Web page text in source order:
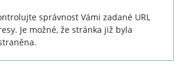
správnost Vámi zadané URL
Je možné, že stránka již byla